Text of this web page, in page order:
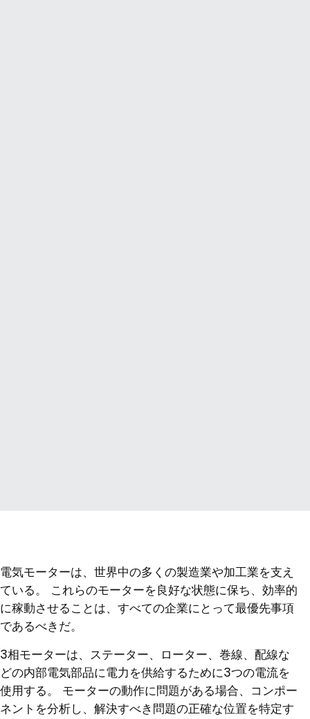
電気モーターは、世界中の多くの製造業や加工業を支え
ている。 これらのモーターを良好な状態に保ち、効率的
に稼動させることは、すべての企業にとって最優先事項
であるべきだ。
3相モーターは、ステーター、ローター、巻線、配線な
どの内部電気部品に電力を供給するために3つの電流を
使用する。 モーターの動作に問題がある場合、コンポー
ネントを分析し、解決すべき問題の正確な位置を特定す